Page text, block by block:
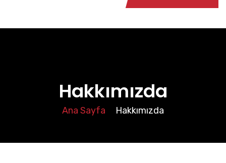
Hakkımızda
Ana Sayfa Hakkımızda